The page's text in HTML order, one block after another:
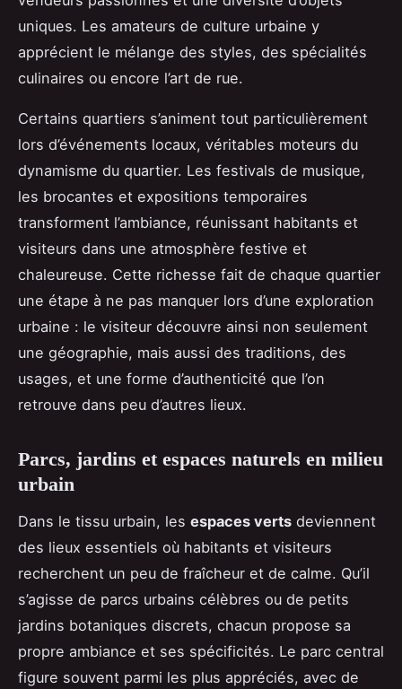
uniques. Les amateurs de culture urbaine y
apprécient le mélange des styles, des spécialités
culinaires ou encore l’art de rue.
Certains quartiers s’animent tout particulièrement
lors d’événements locaux, véritables moteurs du
dynamisme du quartier. Les festivals de musique,
les brocantes et expositions temporaires
transforment l’ambiance, réunissant habitants et
visiteurs dans une atmosphère festive et
chaleureuse. Cette richesse fait de chaque quartier
une étape à ne pas manquer lors d’une exploration
urbaine : le visiteur découvre ainsi non seulement
une géographie, mais aussi des traditions, des
usages, et une forme d’authenticité que l’on
retrouve dans peu d’autres lieux.
Parcs, jardins et espaces naturels en milieu
urbain
Dans le tissu urbain, les espaces verts deviennent
des lieux essentiels où habitants et visiteurs
recherchent un peu de fraîcheur et de calme. Qu’il
s’agisse de parcs urbains célèbres ou de petits
jardins botaniques discrets, chacun propose sa
propre ambiance et ses spécificités. Le parc central
figure souvent parmi les plus appréciés, avec de